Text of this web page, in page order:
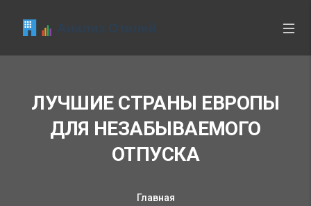
ЛУЧШИЕ СТРАНЫ ЕВРОПЫ
ДЛЯ НЕЗАБЫВАЕМОГО
ОТПУСКА
Главная